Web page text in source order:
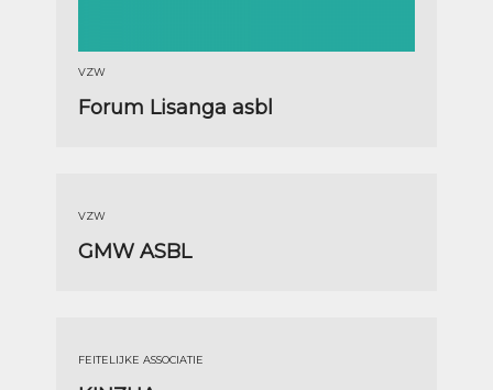
VZW
Forum Lisanga asbl
VZW
GMW ASBL
FEITELIJKE ASSOCIATIE